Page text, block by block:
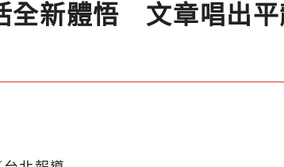
全新體悟 文章唱出平